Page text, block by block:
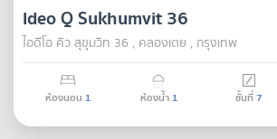
Ideo Q Sukhumvit 36
ไอดีโอ คิว สุขุมวิท 36 , คลองเตย , กรุงเทพ
ห้องนอน 1 ห้องน้ำ 1 ชั้นที่7